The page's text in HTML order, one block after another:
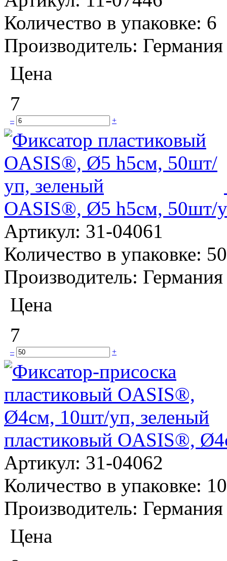
Количество в упаковке: 6
Производитель: Германия
Цена
7
– +
OASIS®, Ø5 h5см, 50шт/
Артикул: 31-04061
Количество в упаковке: 50
Производитель: Германия
Цена
7
– +
пластиковый OASIS®,
Артикул: 31-04062
Количество в упаковке: 10
Производитель: Германия
Цена